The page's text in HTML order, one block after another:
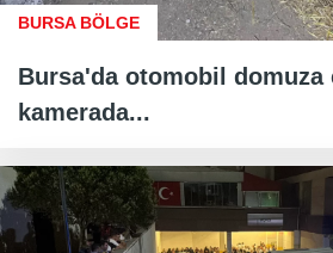
BURSA BÖLGE
Bursa'da otomobil domuza
kamerada...